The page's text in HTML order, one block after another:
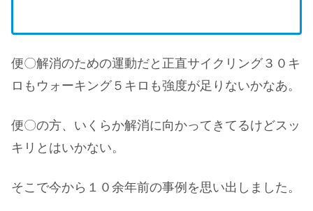
便〇解消のための運動だと正直サイクリング３０キ
ロもウォーキング５キロも強度が足りないかなあ。
便〇の方、いくらか解消に向かってきてるけどスッ
キリとはいかない。
そこで今から１０余年前の事例を思い出しました。